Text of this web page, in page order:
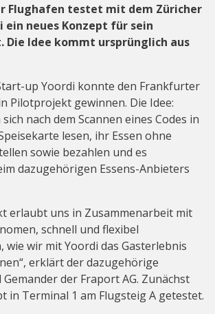
Flughafen testet mit dem Züricher
ein neues Konzept für sein
Die Idee kommt ursprünglich aus
up Yoordi konnte den Frankfurter
Pilotprojekt gewinnen. Die Idee:
nach dem Scannen eines Codes in
lesen, ihr Essen ohne
sowie bezahlen und es
dazugehörigen Essens-Anbieters
erlaubt uns in Zusammenarbeit mit
schnell und flexibel
wie wir mit Yoordi das Gasterlebnis
erklärt der dazugehörige
der Fraport AG. Zunächst
in Terminal 1 am Flugsteig A getestet.